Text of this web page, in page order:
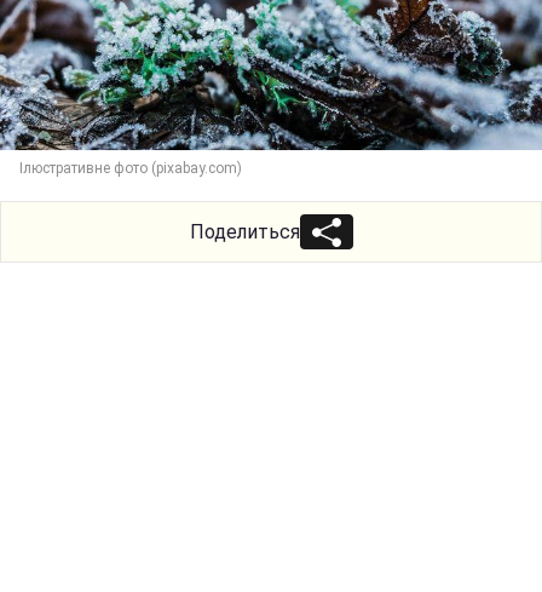
Ілюстративне фото (pixabay.com)
Поделиться